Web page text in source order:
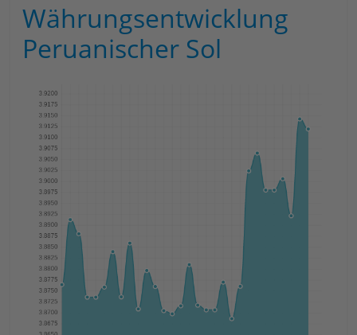
Währungsentwicklung
Peruanischer Sol